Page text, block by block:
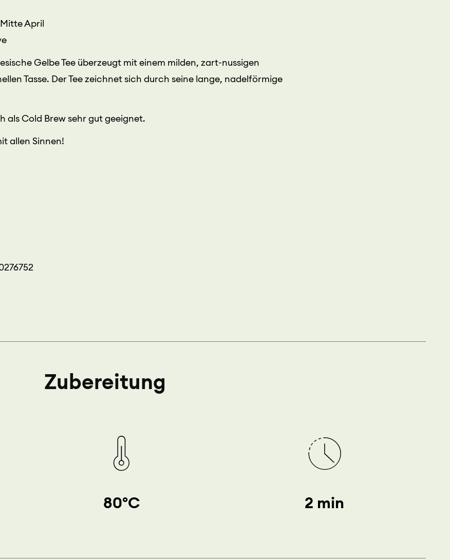
April
Gelbe Tee überzeugt mit einem milden, zart-nussigen
Tasse. Der Tee zeichnet sich durch seine lange, nadelförmige
als Cold Brew sehr gut geeignet.
allen Sinnen!
Zubereitung
80°C 2 min